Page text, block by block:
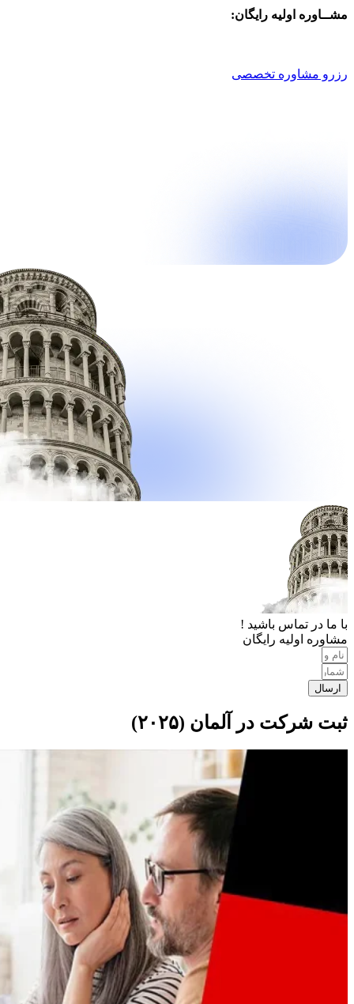
مشــاوره اولیه رایگان:
رزرو مشاوره تخصصی
با ما در تماس باشید !
مشاوره اولیه رایگان
ارسال
ثبت شرکت در آلمان (۲۰۲۵)